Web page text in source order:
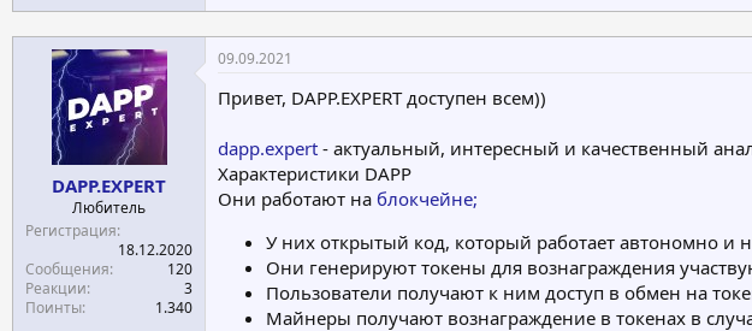
DAPP.EXPERT
Любитель
Регистрация
18.12.2020
Сообщения
120
Реакции
3
Поинты
1.340
09.09.2021
Привет, DAPP.EXPERT доступен всем))
dapp.expert - актуальный, интересный и качественный
Характеристики DAPP
Они работают на блокчейне;
У них открытый код, который работает автономно и
Они генерируют токены для вознаграждения
Пользователи получают к ним доступ в обмен на
Майнеры получают вознаграждение в токенах в